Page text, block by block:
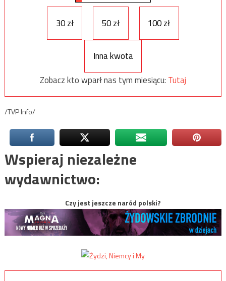
30 zł 50 zł 100 zł
Inna kwota
Zobacz kto wparł nas tym miesiącu: Tutaj
/TVP Info/
Wspieraj niezależne
wydawnictwo:
Czy jest jeszcze naród polski?